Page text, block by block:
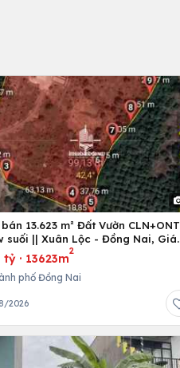
bán 13.623 m² Đất Vườn CLN+ONT
suối || Xuân Lộc - Đồng Nai, Giá
1000m²
tỷ · 13623m
2
phố Đồng Nai
2026